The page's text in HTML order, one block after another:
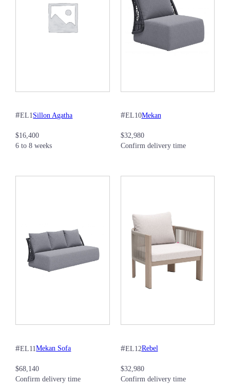
#EL1Sillon Agatha
$16,400
6 to 8 weeks
#EL10Mekan
$32,980
Confirm delivery time
#EL11Mekan Sofa
$68,140
Confirm delivery time
#EL12Rebel
$32,980
Confirm delivery time